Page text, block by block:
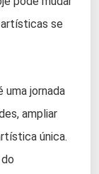
se
jornada
ampliar
única.